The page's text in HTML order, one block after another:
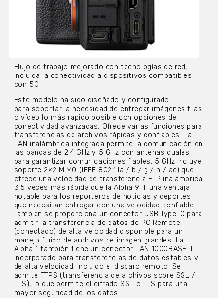
Flujo de trabajo mejorado con tecnologías de red,
incluida la conectividad a dispositivos compatibles
con 5G
Este modelo ha sido diseñado y configurado
para soportar la necesidad de entregar imágenes fijas
o vídeo lo más rápido posible con opciones de
conectividad avanzadas. Ofrece varias funciones para
transferencias de archivos rápidas y confiables. La
LAN inalámbrica integrada permite la comunicación en
las bandas de 2,4 GHz y 5 GHz con antenas duales
para garantizar comunicaciones fiables. 5 GHz incluye
soporte 2×2 MIMO (IEEE 802.11a / b / g / n / ac) que
ofrece una velocidad de transferencia FTP inalámbrica
3,5 veces más rápida que la Alpha 9 II, una ventaja
notable para los reporteros de noticias y deportes
que necesitan entregar con una velocidad confiable.
También se proporciona un conector USB Type-C para
admitir la transferencia de datos de PC Remote
(conectado) de alta velocidad disponible para un
manejo fluido de archivos de imagen grandes. La
Alpha 1 también tiene un conector LAN 1000BASE-T
incorporado para transferencias de datos estables y
de alta velocidad, incluido el disparo remoto. Se
admite FTPS (transferencia de archivos sobre SSL /
TLS), lo que permite el cifrado SSL o TLS para una
mayor seguridad de los datos.